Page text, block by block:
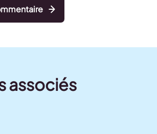
associés